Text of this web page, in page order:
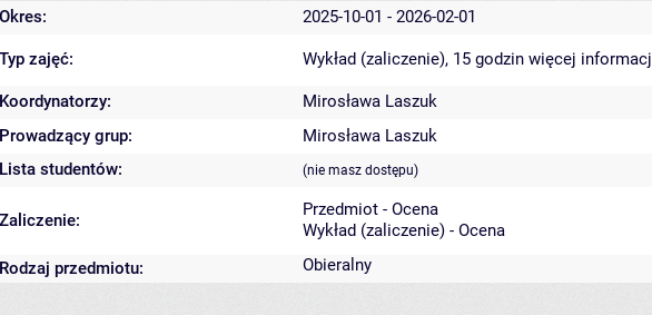
Okres: 2025-10-01 - 2026-02-01
Typ zajęć: Wykład (zaliczenie), 15 godzin więcej
Koordynatorzy:
Mirosława Laszuk
Prowadzący grup:
Mirosława Laszuk
Lista studentów:
(nie masz dostępu)
Zaliczenie:
Przedmiot - Ocena
Wykład (zaliczenie) - Ocena
Rodzaj przedmiotu:
Obieralny